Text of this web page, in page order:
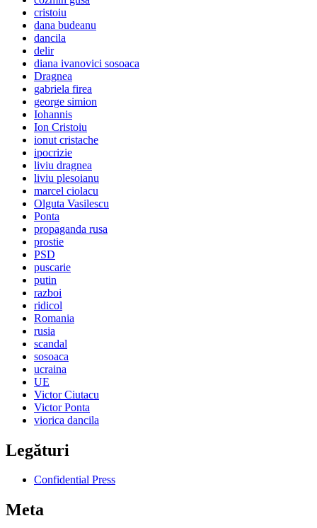
cristoiu
dana budeanu
dancila
delir
diana ivanovici sosoaca
Dragnea
gabriela firea
george simion
Iohannis
Ion Cristoiu
ionut cristache
ipocrizie
liviu dragnea
liviu plesoianu
marcel ciolacu
Olguta Vasilescu
Ponta
propaganda rusa
prostie
PSD
puscarie
putin
razboi
ridicol
Romania
rusia
scandal
sosoaca
ucraina
UE
Victor Ciutacu
Victor Ponta
viorica dancila
Legături
Confidential Press
Meta